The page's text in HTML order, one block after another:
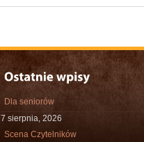
Dla seniorów
7 sierpnia, 2026
Scena Czytelników